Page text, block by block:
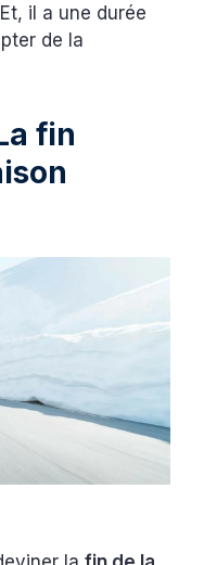
il a une durée
de la
fin